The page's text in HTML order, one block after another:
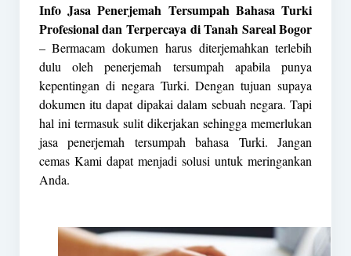
Info Jasa Penerjemah Tersumpah Bahasa Turki
Profesional dan Terpercaya di Tanah Sareal Bogor
– Bermacam dokumen harus diterjemahkan terlebih
dulu olehpenerjemah tersumpah apabila punya
kepentingan di negara Turki. Dengan tujuan supaya
dokumen itu dapat dipakai dalam sebuah negara. Tapi
hal ini termasuk sulit dikerjakan sehingga memerlukan
jasa penerjemah tersumpah bahasa Turki. Jangan
cemas Kami dapat menjadi solusi untuk meringankan
Anda.